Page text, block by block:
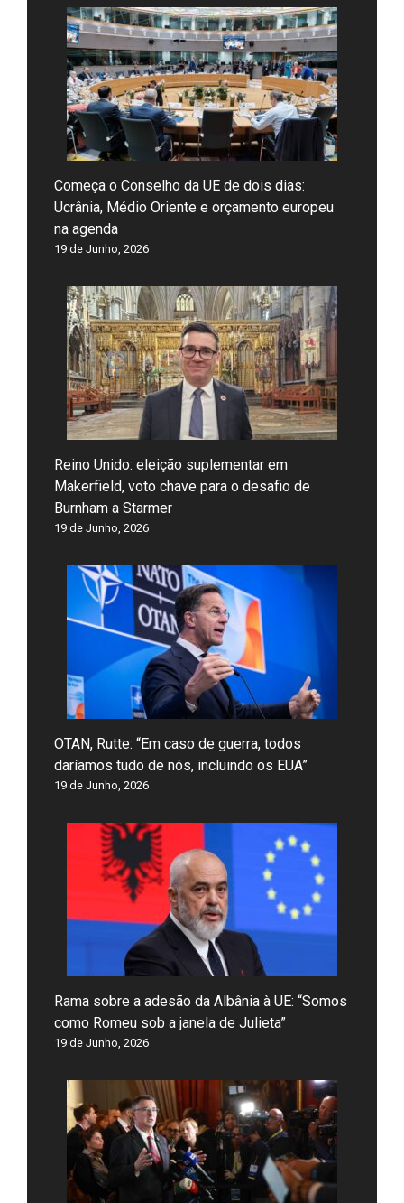
Começa o Conselho da UE de dois dias:
Ucrânia, Médio Oriente e orçamento europeu
na agenda
19 de Junho, 2026
Reino Unido: eleição suplementar em
Makerfield, voto chave para o desafio de
Burnham a Starmer
19 de Junho, 2026
OTAN, Rutte: “Em caso de guerra, todos
daríamos tudo de nós, incluindo os EUA”
19 de Junho, 2026
Rama sobre a adesão da Albânia à UE: “Somos
como Romeu sob a janela de Julieta”
19 de Junho, 2026